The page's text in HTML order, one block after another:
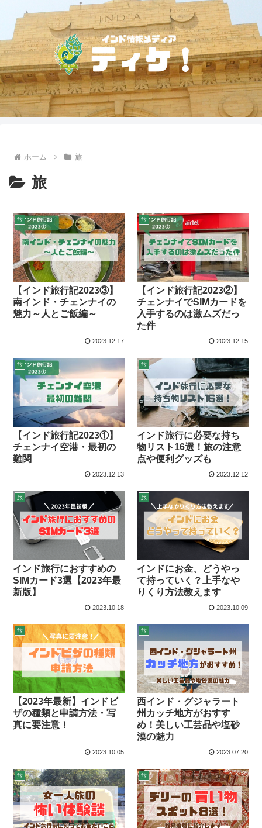
ホーム 旅
旅
旅
【インド旅行記2023③】
南インド・チェンナイの
魅力～人とご飯編～
2023.12.17
旅
【インド旅行記2023②】
チェンナイでSIMカードを
入手するのは激ムズだっ
た件
2023.12.15
旅
【インド旅行記2023①】
チェンナイ空港・最初の
難関
2023.12.13
旅
インド旅行に必要な持ち
物リスト16選！旅の注意
点や便利グッズも
2023.12.12
旅
インド旅行におすすめの
SIMカード3選【2023年最
新版】
2023.10.18
旅
インドにお金、どうやっ
て持っていく？上手なや
りくり方法教えます
2023.10.09
旅
【2023年最新】インドビ
ザの種類と申請方法・写
真に要注意！
2023.10.05
旅
西インド・グジャラート
州カッチ地方がおすす
め！美しい工芸品や塩砂
漠の魅力
2023.07.20
旅 旅